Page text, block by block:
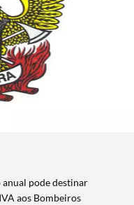
anual pode destinar
aos Bombeiros